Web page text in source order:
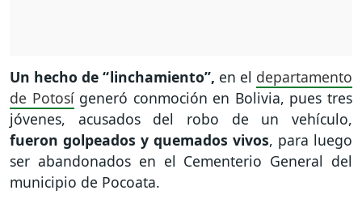
Un hecho de “linchamiento”, en el departamento
de Potosígeneró conmoción en Bolivia, pues tres
jóvenes, acusados del robo de un vehículo,
fueron golpeados y quemados vivos, para luego
ser abandonados en el Cementerio General del
municipio de Pocoata.